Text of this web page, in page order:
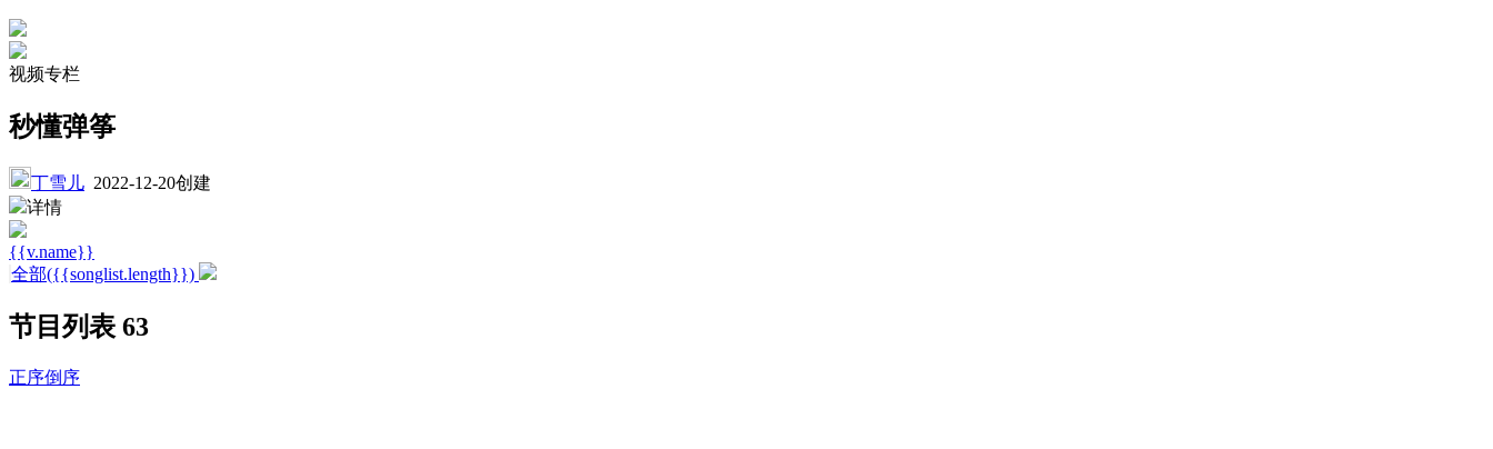
视频专栏
秒懂弹筝
丁雪儿 2022-12-20创建
详情
{{v.name}}
全部({{songlist.length}})
节目列表 63
正序倒序